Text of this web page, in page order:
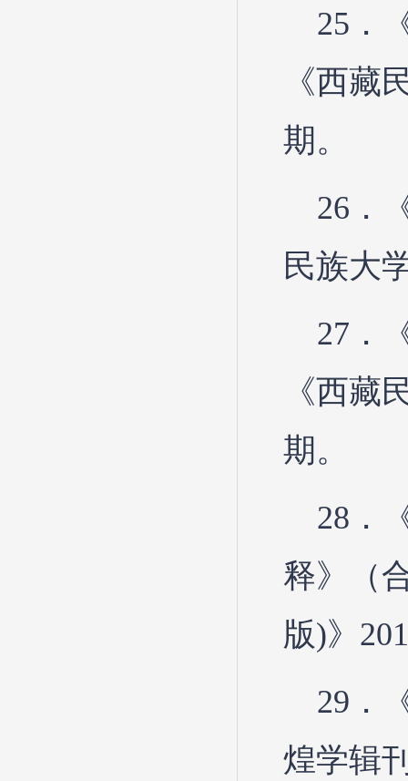
25．
《西藏
期。
26．
民族大
27．
《西藏
期。
28．
释》（
版)》
29．
煌学辑